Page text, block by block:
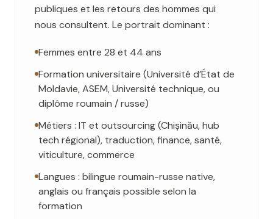
publiques et les retours des hommes qui
nous consultent. Le portrait dominant :
Femmes entre 28 et 44 ans
Formation universitaire (Université d’État de
Moldavie, ASEM, Université technique, ou
diplôme roumain / russe)
Métiers : IT et outsourcing (Chișinău, hub
tech régional), traduction, finance, santé,
viticulture, commerce
Langues : bilingue roumain-russe native,
anglais ou français possible selon la
formation